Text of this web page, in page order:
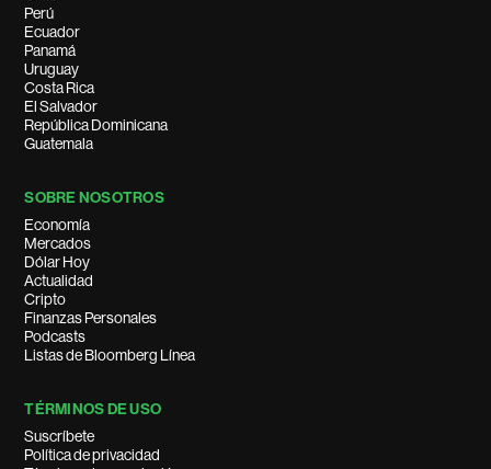
Perú
Ecuador
Panamá
Uruguay
Costa Rica
El Salvador
República Dominicana
Guatemala
SOBRE NOSOTROS
Economía
Mercados
Dólar Hoy
Actualidad
Cripto
Finanzas Personales
Podcasts
Listas de Bloomberg Línea
TÉRMINOS DE USO
Suscríbete
Política de privacidad